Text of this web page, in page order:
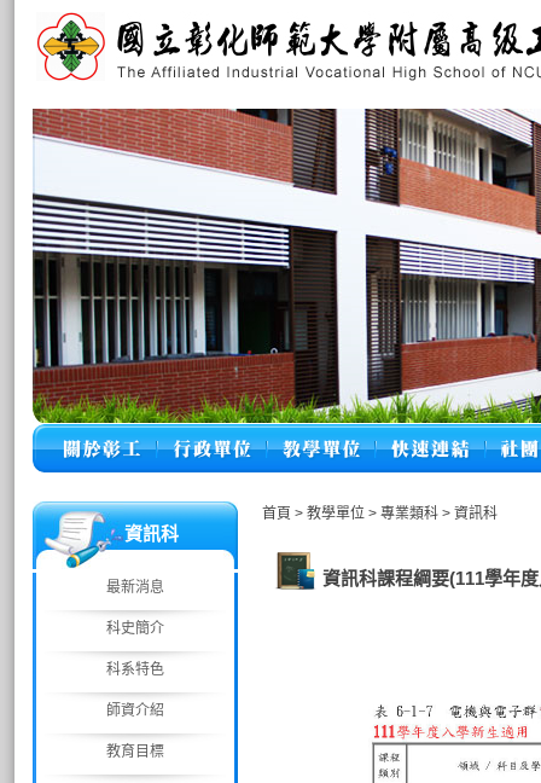
資訊科
最新消息
科史簡介
科系特色
師資介紹
教育目標
首頁 > 教學單位 > 專業類科 > 資訊科
資訊科課程綱要(111學年